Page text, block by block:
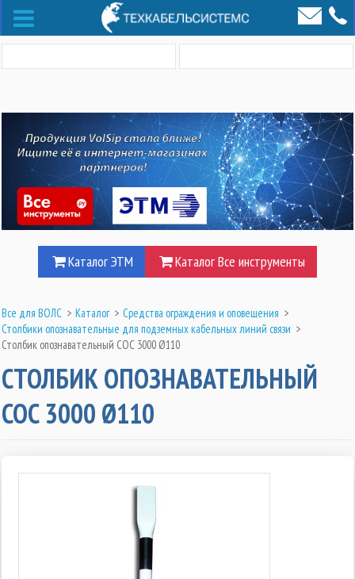
Каталог ЭТМ Каталог Все инструменты
Все для ВОЛС > Каталог > Средства ограждения и оповещения >
Столбики опознавательные для подземных кабельных линий связи >
Столбик опознавательный СОС 3000 Ø110
СТОЛБИК ОПОЗНАВАТЕЛЬНЫЙ
СОС 3000 Ø110